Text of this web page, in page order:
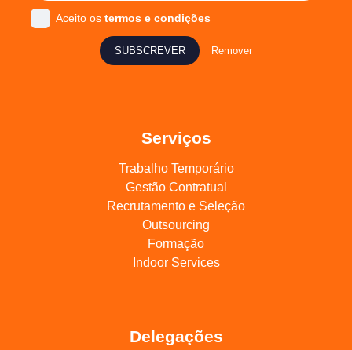
Serviços
Trabalho Temporário
Gestão Contratual
Recrutamento e Seleção
Outsourcing
Formação
Indoor Services
Delegações
Aceito ostermos e condições
SUBSCREVER Remover